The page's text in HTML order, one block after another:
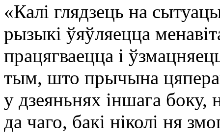
«Калі глядзець на
рызыкі ўяўляецца
працягваецца і
тым, што прычына
у дзеяньнях іншага боку,
да чаго, бакі ніколі ня